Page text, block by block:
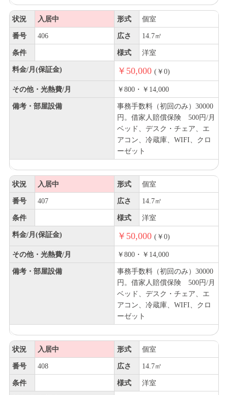
状況 入居中 形式 個室
番号 406 広さ 14.7㎡
条件 様式 洋室
料金/月(保証金) ￥50,000 (￥0)
その他・光熱費/月 ￥800・￥14,000
備考・部屋設備
事務手数料（初回のみ）30000
円。借家人賠償保険 500円/月
ベッド、デスク・チェア、エ
アコン、冷蔵庫、WIFI、クロ
ーゼット
状況 入居中 形式 個室
番号 407 広さ 14.7㎡
条件 様式 洋室
料金/月(保証金) ￥50,000 (￥0)
その他・光熱費/月 ￥800・￥14,000
備考・部屋設備
事務手数料（初回のみ）30000
円。借家人賠償保険 500円/月
ベッド、デスク・チェア、エ
アコン、冷蔵庫、WIFI、クロ
ーゼット
状況 入居中 形式 個室
番号 408 広さ 14.7㎡
条件 様式 洋室